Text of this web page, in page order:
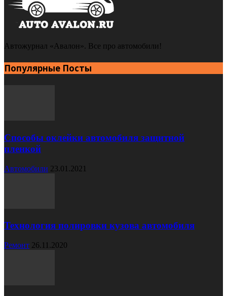
Автожурнал «Авалон». Все про автомобили!
Популярные Посты
Способы оклейки автомобиля защитной
пленкой
Автомобили 23.01.2021
Технология полировки кузова автомобиля
Ремонт 26.11.2020